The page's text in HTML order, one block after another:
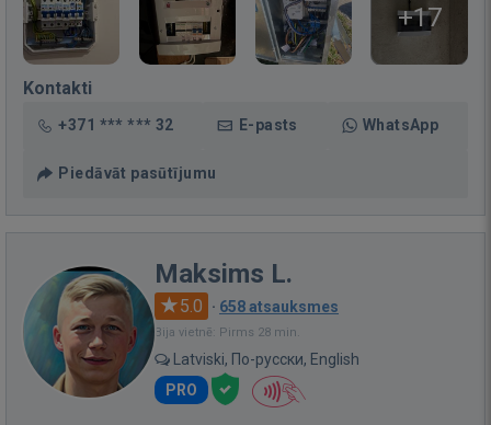
+17
Kontakti
+371 *** *** 32 E-pasts WhatsApp
Piedāvāt pasūtījumu
Maksims L.
5.0 · 658 atsauksmes
Bija vietnē: Pirms 28 min.
Latviski, По-русски, English
PRO